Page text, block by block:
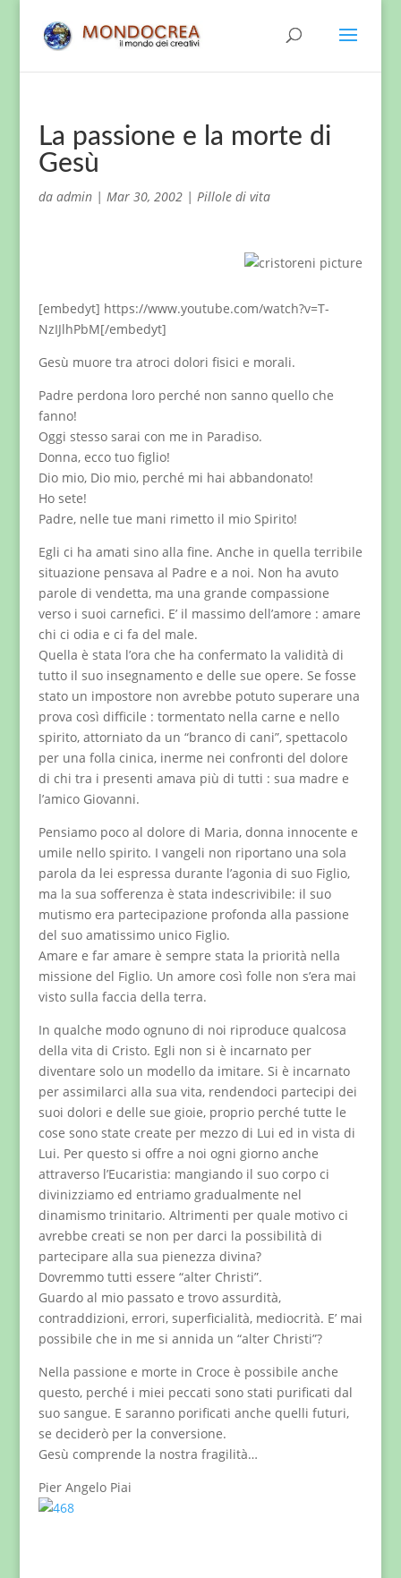
La passione e la morte di
Gesù
da admin| Mar 30, 2002| Pillole di vita
[embedyt] https://www.youtube.com/watch?v=T-
NzIJlhPbM[/embedyt]
Gesù muore tra atroci dolori fisici e morali.
Padre perdona loro perché non sanno quello che
fanno!
Oggi stesso sarai con me in Paradiso.
Donna, ecco tuo figlio!
Dio mio, Dio mio, perché mi hai abbandonato!
Ho sete!
Padre, nelle tue mani rimetto il mio Spirito!
Egli ci ha amati sino alla fine. Anche in quella terribile
situazione pensava al Padre e a noi. Non ha avuto
parole di vendetta, ma una grande compassione
verso i suoi carnefici. E’ il massimo dell’amore : amare
chi ci odia e ci fa del male.
Quella è stata l’ora che ha confermato la validità di
tutto il suo insegnamento e delle sue opere. Se fosse
stato un impostore non avrebbe potuto superare una
prova così difficile : tormentato nella carne e nello
spirito, attorniato da un “branco di cani”, spettacolo
per una folla cinica, inerme nei confronti del dolore
di chi tra i presenti amava più di tutti : sua madre e
l’amico Giovanni.
Pensiamo poco al dolore di Maria, donna innocente e
umile nello spirito. I vangeli non riportano una sola
parola da lei espressa durante l’agonia di suo Figlio,
ma la sua sofferenza è stata indescrivibile: il suo
mutismo era partecipazione profonda alla passione
del suo amatissimo unico Figlio.
Amare e far amare è sempre stata la priorità nella
missione del Figlio. Un amore così folle non s’era mai
visto sulla faccia della terra.
In qualche modo ognuno di noi riproduce qualcosa
della vita di Cristo. Egli non si è incarnato per
diventare solo un modello da imitare. Si è incarnato
per assimilarci alla sua vita, rendendoci partecipi dei
suoi dolori e delle sue gioie, proprio perché tutte le
cose sono state create per mezzo di Lui ed in vista di
Lui. Per questo si offre a noi ogni giorno anche
attraverso l’Eucaristia: mangiando il suo corpo ci
divinizziamo ed entriamo gradualmente nel
dinamismo trinitario. Altrimenti per quale motivo ci
avrebbe creati se non per darci la possibilità di
partecipare alla sua pienezza divina?
Dovremmo tutti essere “alter Christi”.
Guardo al mio passato e trovo assurdità,
contraddizioni, errori, superficialità, mediocrità. E’ mai
possibile che in me si annida un “alter Christi”?
Nella passione e morte in Croce è possibile anche
questo, perché i miei peccati sono stati purificati dal
suo sangue. E saranno porificati anche quelli futuri,
se deciderò per la conversione.
Gesù comprende la nostra fragilità…
Pier Angelo Piai